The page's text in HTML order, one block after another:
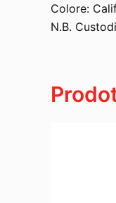
Colore:
N.B.